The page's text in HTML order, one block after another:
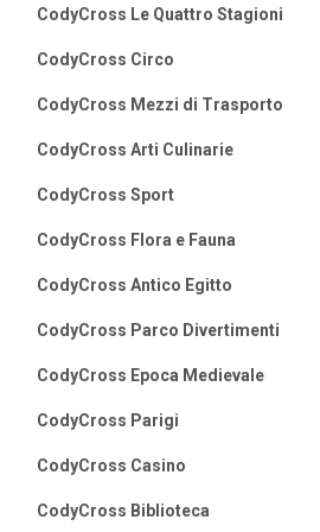
CodyCross Le Quattro Stagioni
CodyCross Circo
CodyCross Mezzi di Trasporto
CodyCross Arti Culinarie
CodyCross Sport
CodyCross Flora e Fauna
CodyCross Antico Egitto
CodyCross Parco Divertimenti
CodyCross Epoca Medievale
CodyCross Parigi
CodyCross Casino
CodyCross Biblioteca